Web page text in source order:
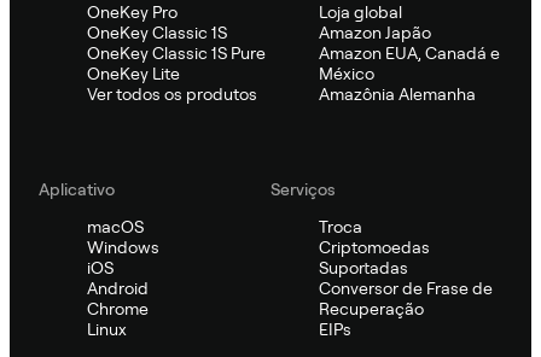
OneKey Pro
OneKey Classic 1S
OneKey Classic 1S Pure
OneKey Lite
Ver todos os produtos
Loja global
Amazon Japão
Amazon EUA, Canadá e
México
Amazônia Alemanha
Aplicativo
macOS
Windows
iOS
Android
Chrome
Linux
Serviços
Troca
Criptomoedas
Suportadas
Conversor de Frase de
Recuperação
EIPs